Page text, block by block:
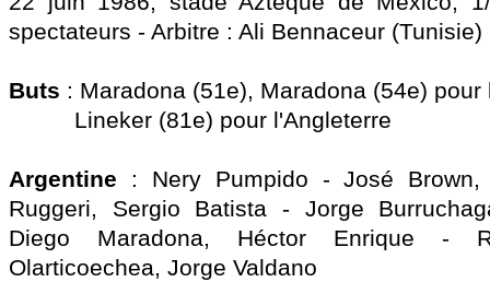
spectateurs - Arbitre : Ali Bennaceur (Tunisie)
Buts : Maradona (51e), Maradona (54e) pour
Lineker (81e) pour l'Angleterre
Argentine : Nery Pumpido - José Brown,
Ruggeri, Sergio Batista - Jorge
Diego Maradona, Héctor Enrique -
Olarticoechea, Jorge Valdano